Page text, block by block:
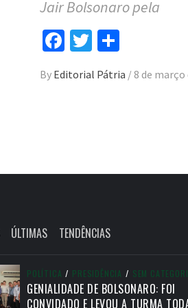
Jair Bolsonaro pela
Facebook
Twitter
By Editorial Pátria /8 de março
ÚLTIMAS TENDÊNCIAS
POLÍTICA / PRESIDÊNCIA / SEM
GENIALIDADE DE BOLSONARO: FOI
CONVIDADO E LEVOU A TURMA